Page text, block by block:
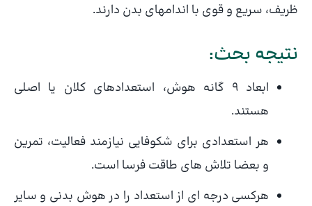
ظریف، سریع و قوی با اندامهای بدن دارند.
نتیجه بحث:
ابعاد ۹ گانه هوش، استعدادهای کلان یا اصلی
هستند.
هر استعدادی برای شکوفایی نیازمند فعالیت، تمرین
و بعضا تلاش های طاقت فرسا است.
هرکسی درجه ای از استعداد را در هوش بدنی و سایر